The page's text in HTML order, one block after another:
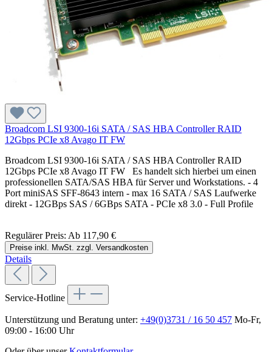
Broadcom LSI 9300-16i SATA / SAS HBA Controller RAID
12Gbps PCIe x8 Avago IT FW
Broadcom LSI 9300-16i SATA / SAS HBA Controller RAID
12Gbps PCIe x8 Avago IT FW Es handelt sich hierbei um einen
professionellen SATA/SAS HBA für Server und Workstations. - 4
Port miniSAS SFF-8643 intern - max 16 SATA / SAS Laufwerke
direkt - 12GBps SAS / 6GBps SATA - PCIe x8 3.0 - Full Profile
Regulärer Preis: Ab 117,90 €
Preise inkl. MwSt. zzgl. Versandkosten
Details
Service-Hotline
Unterstützung und Beratung unter: +49(0)3731 / 16 50 457 Mo-Fr,
09:00 - 16:00 Uhr